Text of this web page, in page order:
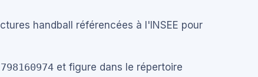
handball référencées à l'INSEE pour
798160974 et figure dans le répertoire